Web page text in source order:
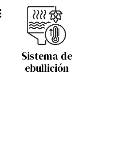
Sistema de
ebullición